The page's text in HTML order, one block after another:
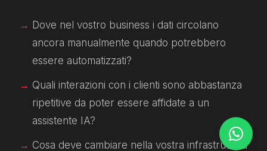
Dove nel vostro business i dati circolano
ancora manualmente quando potrebbero
essere automatizzati?
Quali interazioni con i clienti sono abbastanza
ripetitive da poter essere affidate a un
assistente IA?
Cosa deve cambiare nella vostra infrastruttura